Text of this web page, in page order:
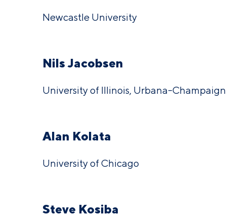
Newcastle University
Nils Jacobsen
University of Illinois, Urbana-Champaign
Alan Kolata
University of Chicago
Steve Kosiba